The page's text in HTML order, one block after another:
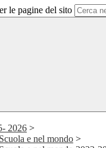
le pagine del sito
2026 >
e nel mondo >